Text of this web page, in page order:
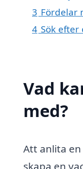
3 Fördelar
4 Sök
Vad
med?
Att anlita
skapa en